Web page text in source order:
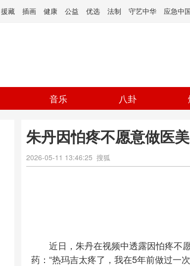
援藏 插画 健康 公益 优选 法制 守艺中华 应急中
音乐 八卦
朱丹因怕疼不愿意做医
2026-05-11 13:46:25 搜狐
近日，朱丹在视频中透露因怕疼不
药：“热玛吉太疼了，我在5年前做过一